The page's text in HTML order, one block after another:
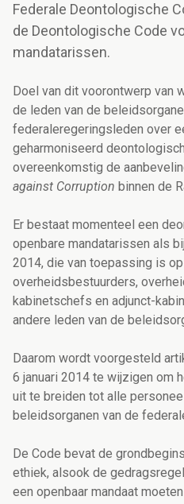
Federale Deontologische
de Deontologische Code
mandatarissen.
Doel van dit voorontwerp van
de leden van de
federaleregeringsleden over
geharmoniseerd
overeenkomstig de
against Corruption binnen de
Er bestaat momenteel een
openbare mandatarissen als
2014, die van toepassing is
overheidsbestuurders,
kabinetschefs en adjunct-
andere leden van de
Daarom wordt voorgesteld
6 januari 2014 te wijzigen om
uit te breiden tot alle
beleidsorganen van de
De Code bevat de
ethiek, alsook de
een openbaar mandaat